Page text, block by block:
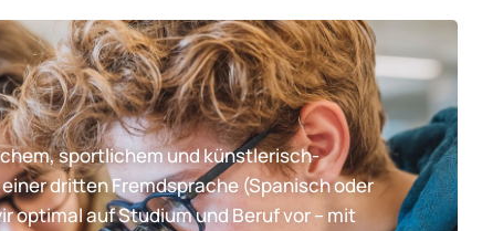
sportlichem und künstlerisch-
dritten Fremdsprache (Spanisch oder
optimal auf Studium und Beruf vor – mit